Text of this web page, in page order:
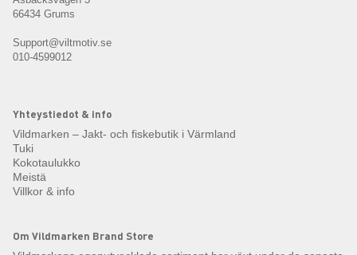
66434 Grums
Support@viltmotiv.se
010-4599012
Yhteystiedot & info
Vildmarken – Jakt- och fiskebutik i Värmland
Tuki
Kokotaulukko
Meistä
Villkor & info
Om Vildmarken Brand Store